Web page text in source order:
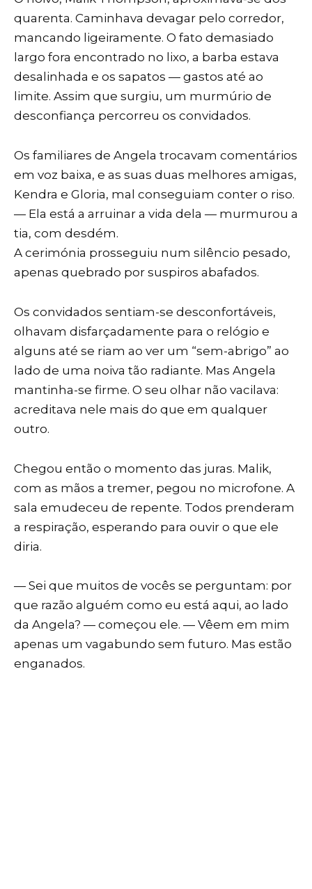
quarenta. Caminhava devagar pelo corredor,
mancando ligeiramente. O fato demasiado
largo fora encontrado no lixo, a barba estava
desalinhada e os sapatos — gastos até ao
limite. Assim que surgiu, um murmúrio de
desconfiança percorreu os convidados.
Os familiares de Angela trocavam comentários
em voz baixa, e as suas duas melhores amigas,
Kendra e Gloria, mal conseguiam conter o riso.
— Ela está a arruinar a vida dela — murmurou a
tia, com desdém.
A cerimónia prosseguiu num silêncio pesado,
apenas quebrado por suspiros abafados.
Os convidados sentiam-se desconfortáveis,
olhavam disfarçadamente para o relógio e
alguns até se riam ao ver um “sem-abrigo” ao
lado de uma noiva tão radiante. Mas Angela
mantinha-se firme. O seu olhar não vacilava:
acreditava nele mais do que em qualquer
outro.
Chegou então o momento das juras. Malik,
com as mãos a tremer, pegou no microfone. A
sala emudeceu de repente. Todos prenderam
a respiração, esperando para ouvir o que ele
diria.
— Sei que muitos de vocês se perguntam: por
que razão alguém como eu está aqui, ao lado
da Angela? — começou ele. — Vêem em mim
apenas um vagabundo sem futuro. Mas estão
enganados.